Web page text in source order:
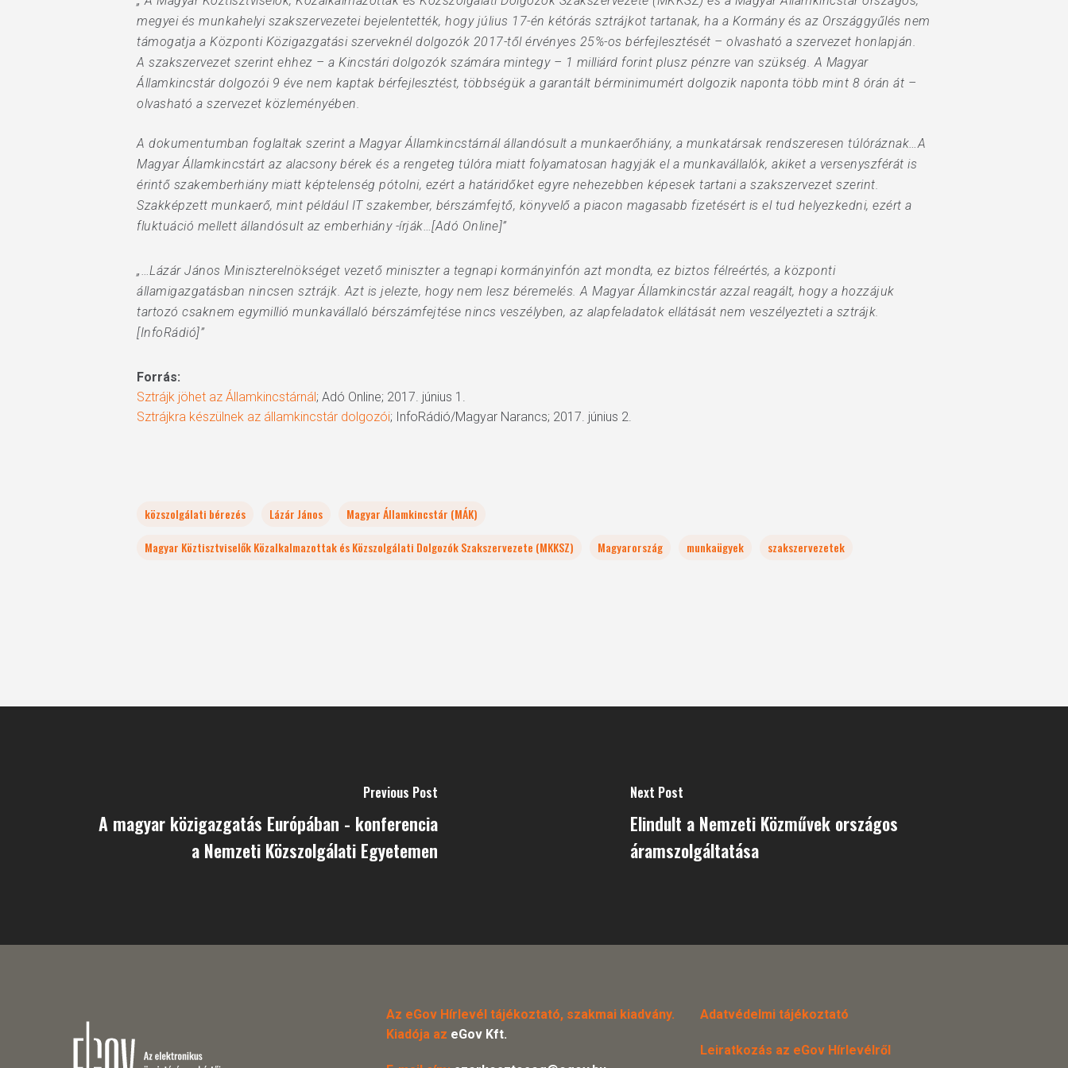
megyei és munkahelyi szakszervezetei bejelentették, hogy július 17-én kétórás sztrájkot tartanak, ha a Kormány és az Országgyűlés nem
támogatja a Központi Közigazgatási szerveknél dolgozók 2017-től érvényes 25%-os bérfejlesztését – olvasható a szervezet honlapján.
A szakszervezet szerint ehhez – a Kincstári dolgozók számára mintegy – 1 milliárd forint plusz pénzre van szükség. A Magyar
Államkincstár dolgozói 9 éve nem kaptak bérfejlesztést, többségük a garantált bérminimumért dolgozik naponta több mint 8 órán át –
olvasható a szervezet közleményében.
A dokumentumban foglaltak szerint a Magyar Államkincstárnál állandósult a munkaerőhiány, a munkatársak rendszeresen túlóráznak…A
Magyar Államkincstárt az alacsony bérek és a rengeteg túlóra miatt folyamatosan hagyják el a munkavállalók, akiket a versenyszférát is
érintő szakemberhiány miatt képtelenség pótolni, ezért a határidőket egyre nehezebben képesek tartani a szakszervezet szerint.
Szakképzett munkaerő, mint például IT szakember, bérszámfejtő, könyvelő a piacon magasabb fizetésért is el tud helyezkedni, ezért a
fluktuáció mellett állandósult az emberhiány -írják…[Adó Online]”
„…Lázár János Miniszterelnökséget vezető miniszter a tegnapi kormányinfón azt mondta, ez biztos félreértés, a központi
államigazgatásban nincsen sztrájk. Azt is jelezte, hogy nem lesz béremelés. A Magyar Államkincstár azzal reagált, hogy a hozzájuk
tartozó csaknem egymillió munkavállaló bérszámfejtése nincs veszélyben, az alapfeladatok ellátását nem veszélyezteti a sztrájk.
[InfoRádió]”
Forrás:
Sztrájk jöhet az Államkincstárnál; Adó Online; 2017. június 1.
Sztrájkra készülnek az államkincstár dolgozói; InfoRádió/Magyar Narancs; 2017. június 2.
közszolgálati bérezés Lázár János
Magyar Államkincstár (MÁK)
Magyar Köztisztviselők Közalkalmazottak és Közszolgálati Dolgozók Szakszervezete (MKKSZ)
Magyarország munkaügyek szakszervezetek
Previous Post
A magyar közigazgatás Európában - konferencia
a Nemzeti Közszolgálati Egyetemen
Next Post
Elindult a Nemzeti Közművek országos
áramszolgáltatása
Az eGov Hírlevél tájékoztató, szakmai kiadvány.
Kiadója az eGov Kft.
Adatvédelmi tájékoztató
Leiratkozás az eGov Hírlevélről